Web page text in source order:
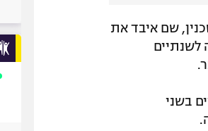
שם איבד את
לשנתיים
בשני